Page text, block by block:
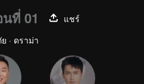
ที่ 01
แชร์
· ดราม่า